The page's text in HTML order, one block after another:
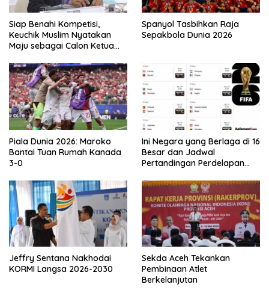
Siap Benahi Kompetisi,
Keuchik Muslim Nyatakan
Maju sebagai Calon Ketua
Spanyol Tasbihkan Raja
Sepakbola Dunia 2026
Piala Dunia 2026: Maroko
Bantai Tuan Rumah Kanada
3-0
Ini Negara yang Berlaga di 16
Besar dan Jadwal
Pertandingan Perdelapan
Jeffry Sentana Nakhodai
KORMI Langsa 2026-2030
Sekda Aceh Tekankan
Pembinaan Atlet
Berkelanjutan